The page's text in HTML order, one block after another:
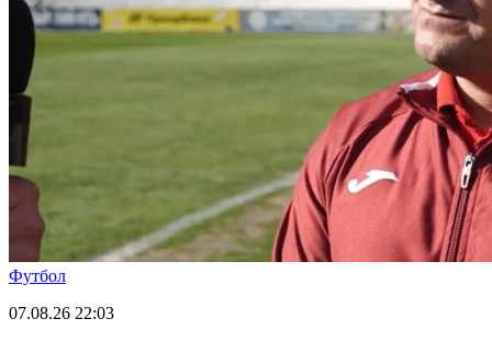
Футбол
07.08.26 22:03